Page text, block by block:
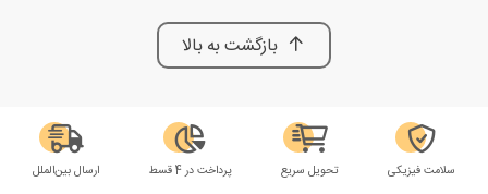
بازگشت به بالا
سلامت فیزیکی تحویل سریع پرداخت در 4 قسط ارسال بین‌الملل